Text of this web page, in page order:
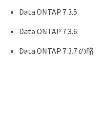
Data ONTAP 7.3.5
Data ONTAP 7.3.6
Data ONTAP 7.3.7 の略